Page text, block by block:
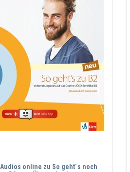
Audios online zu So geht´s noch